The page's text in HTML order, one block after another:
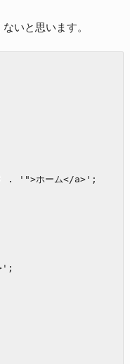
いと思います。
'">ホーム</a>';